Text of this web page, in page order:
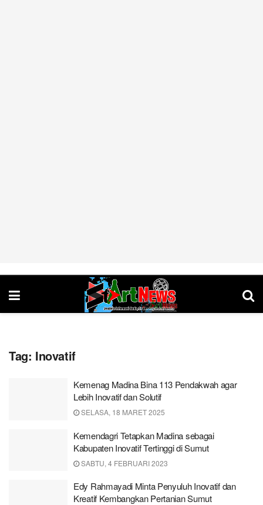
Tag: Inovatif
Kemenag Madina Bina 113 Pendakwah agar
Lebih Inovatif dan Solutif
SELASA, 18 MARET 2025
Kemendagri Tetapkan Madina sebagai
Kabupaten Inovatif Tertinggi di Sumut
SABTU, 4 FEBRUARI 2023
Edy Rahmayadi Minta Penyuluh Inovatif dan
Kreatif Kembangkan Pertanian Sumut